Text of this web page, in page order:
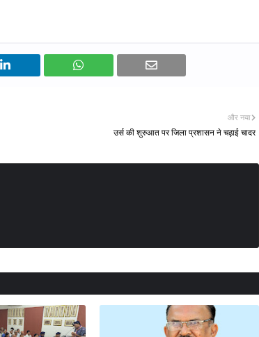
और नया
उर्स की शुरुआत पर जिला प्रशासन ने चढ़ाई चादर